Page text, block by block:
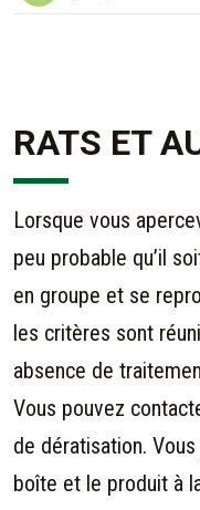
RATS ET
Lorsque vous
peu probable qu’il
en groupe et se
les critères sont
absence de
Vous pouvez
de dératisation.
boîte et le produit à